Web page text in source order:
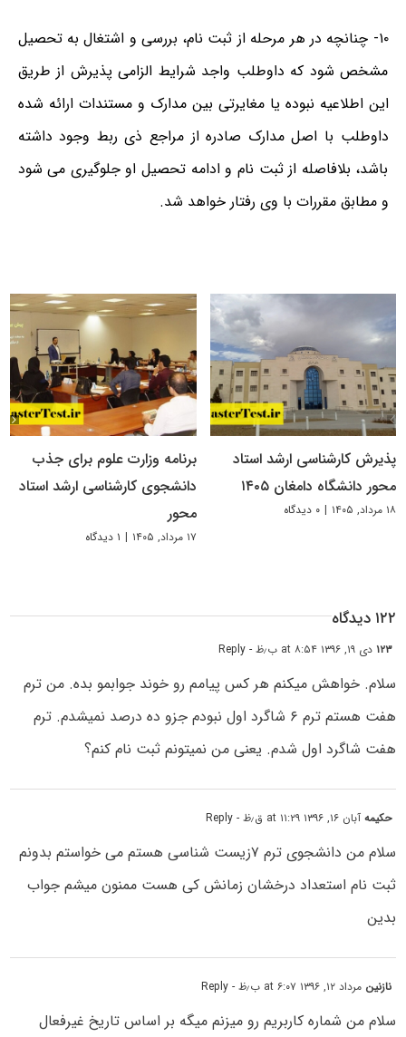
۱۰- چنانچه در هر مرحله از ثبت نام، بررسی و اشتغال به تحصیل
مشخص شود که داوطلب واجد شرایط الزامی پذیرش از طریق
این اطلاعیه نبوده یا مغایرتی بین مدارک و مستندات ارائه شده
داوطلب با اصل مدارک صادره از مراجع ذی ربط وجود داشته
باشد، بلافاصله از ثبت نام و ادامه تحصیل او جلوگیری می شود
و مطابق مقررات با وی رفتار خواهد شد.
پذیرش کارشناسی ارشد استاد
محور دانشگاه دامغان ۱۴۰۵
۱۸ مرداد, ۱۴۰۵ | ۰ دیدگاه
برنامه وزارت علوم برای جذب
دانشجوی کارشناسی ارشد استاد
محور
۱۷ مرداد, ۱۴۰۵ | ۱ دیدگاه
۱۲۲ دیدگاه
۱۲۳دی ۱۹, ۱۳۹۶ at ۸:۵۴ ب٫ظ - Reply
سلام. خواهش میکنم هر کس پیامم رو خوند جوابمو بده. من ترم
هفت هستم ترم ۶ شاگرد اول نبودم جزو ده درصد نمیشدم. ترم
هفت شاگرد اول شدم. یعنی من نمیتونم ثبت نام کنم؟
حکیمهآبان ۱۶, ۱۳۹۶ at ۱۱:۲۹ ق٫ظ - Reply
سلام من دانشجوی ترم ۷زیست شناسی هستم می خواستم بدونم
ثبت نام استعداد درخشان زمانش کی هست ممنون میشم جواب
بدین
نازنین مرداد ۱۲, ۱۳۹۶ at ۶:۰۷ ب٫ظ - Reply
سلام من شماره کاربریم رو میزنم میگه بر اساس تاریخ غیرفعال